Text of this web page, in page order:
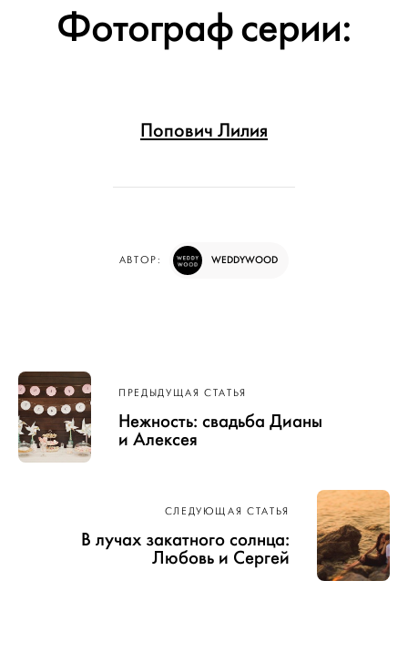
Фотограф серии:
Попович Лилия
АВТОР: WEDDYWOOD
Навигация
по записям
ПРЕДЫДУЩАЯ СТАТЬЯ
Нежность: свадьба Дианы
и Алексея
СЛЕДУЮЩАЯ СТАТЬЯ
В лучах закатного солнца:
Любовь и Сергей